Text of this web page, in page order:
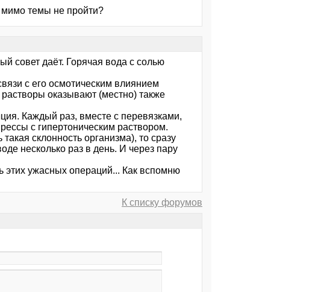
мимо темы не пройти?
совет даёт. Горячая вода с солью
с его осмотическим влиянием
оказывают (местно) также
Каждый раз, вместе с перевязками,
с гипертоническим раствором.
склонность организма), то сразу
несколько раз в день. И через пару
ужасных операций... Как вспомню
К списку форумов